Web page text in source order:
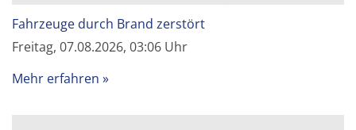
Fahrzeuge durch Brand zerstört
Freitag, 07.08.2026, 03:06 Uhr
Mehr erfahren